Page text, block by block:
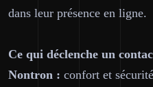
dans leur présence en ligne.
Ce qui déclenche un
Nontron : confort et